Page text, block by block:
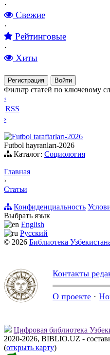
·
Свежие
·
Рейтинговые
·
Хиты
Регистрация Войти
Фильтр статей по ключевому
‹
RSS
›
Futbol taraftarları-2026
Futbol hayranları-2026
Каталог: Социология
Главная
›
Статьи
Конфиденциальность
Выбрать язык
English
Русский
© 2026 Библиотека
Контакты
О проекте ·
Цифровая библиотека
2020-2026, BIBLIO.UZ -
(открыть карту)